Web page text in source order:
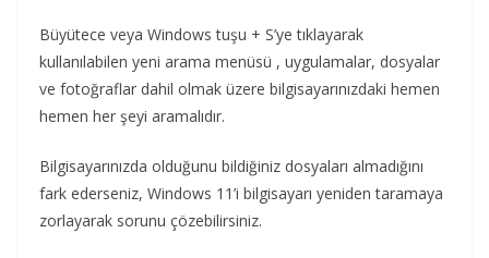
Büyütece veya Windows tuşu + S’ye tıklayarak
kullanılabilen yeni arama menüsü , uygulamalar, dosyalar
ve fotoğraflar dahil olmak üzere bilgisayarınızdaki hemen
hemen her şeyi aramalıdır.
Bilgisayarınızda olduğunu bildiğiniz dosyaları almadığını
fark ederseniz, Windows 11’i bilgisayarı yeniden taramaya
zorlayarak sorunu çözebilirsiniz.